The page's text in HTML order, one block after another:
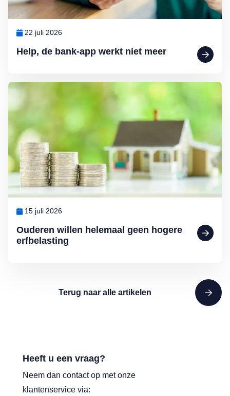
Help, de bank-app werkt niet meer
22 juli 2026
Ouderen willen helemaal geen hogere
erfbelasting
15 juli 2026
Lees meer over Ouderen willen helemaal geen hogere erfbelasting
Terug naar alle artikelen
Heeft u een vraag?
Neem dan contact op met onze
klantenservice via: